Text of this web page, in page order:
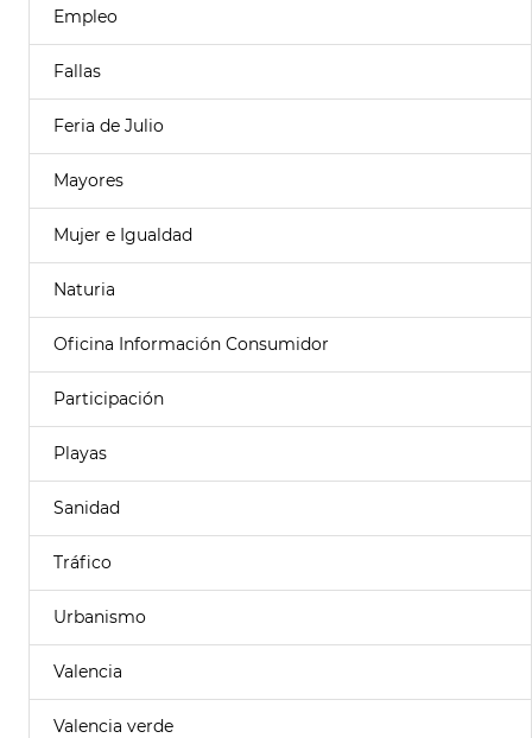
Empleo
Fallas
Feria de Julio
Mayores
Mujer e Igualdad
Naturia
Oficina Información Consumidor
Participación
Playas
Sanidad
Tráfico
Urbanismo
Valencia
Valencia verde